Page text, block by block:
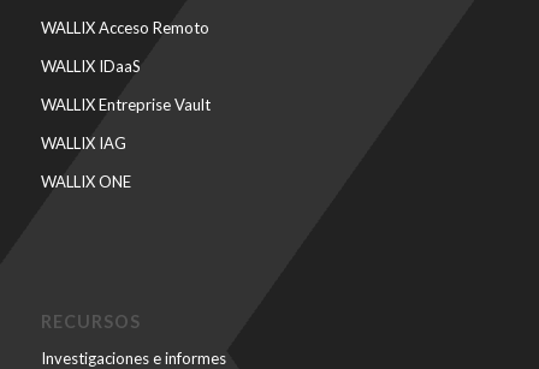
WALLIX Acceso Remoto
WALLIX IDaaS
WALLIX Entreprise Vault
WALLIX IAG
WALLIX ONE
RECURSOS
Investigaciones e informes